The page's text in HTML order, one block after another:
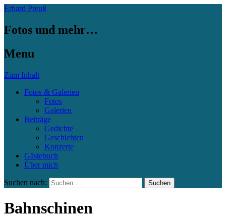
Erhard Preuß
Fotos und mehr…
Menu
Zum Inhalt
Fotos & Galerien
Fotos
Galerien
Beiträge
Gedichte
Geschichten
Konzerte
Gästebuch
Über mich
Suchen nach:
Bahnschinen